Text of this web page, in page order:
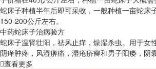
蛇床子种植半年后即可采收，一般种植一亩蛇床
150-200公斤左右。
中药蛇床子治病验方
蛇床子温肾壮阳，祛风止痒，燥湿杀虫。用于女
阴痒肿疼，风湿痹痛，湿疮疥癣和男子阳痿，阴
查看更多